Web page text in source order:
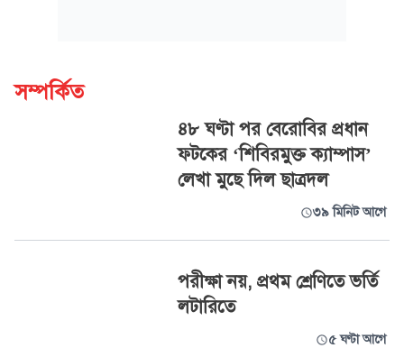
সম্পর্কিত
৪৮ ঘণ্টা পর বেরোবির প্রধান
ফটকের ‘শিবিরমুক্ত ক্যাম্পাস’
লেখা মুছে দিল ছাত্রদল
৩৯ মিনিট আগে
পরীক্ষা নয়, প্রথম শ্রেণিতে ভর্তি
লটারিতে
৫ ঘণ্টা আগে